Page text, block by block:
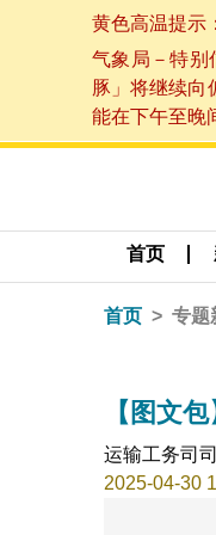
黄色高温提示
气象局－特别
豚」将继续向
能在下午至晚
首页
首页 专题
【图文
运输工务司
2025-04-30